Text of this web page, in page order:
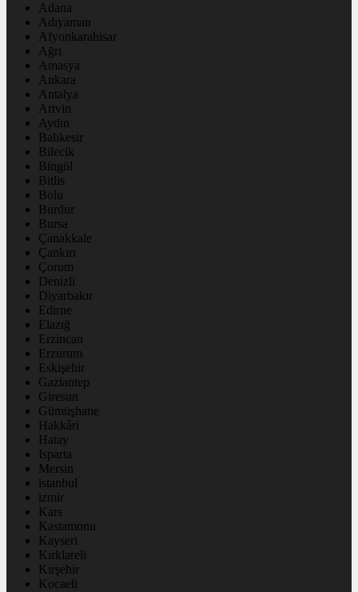
Adana
Adıyaman
Afyonkarahisar
Ağrı
Amasya
Ankara
Antalya
Artvin
Aydın
Balıkesir
Bilecik
Bingöl
Bitlis
Bolu
Burdur
Bursa
Çanakkale
Çankırı
Çorum
Denizli
Diyarbakır
Edirne
Elazığ
Erzincan
Erzurum
Eskişehir
Gaziantep
Giresun
Gümüşhane
Hakkâri
Hatay
Isparta
Mersin
istanbul
izmir
Kars
Kastamonu
Kayseri
Kırklareli
Kırşehir
Kocaeli